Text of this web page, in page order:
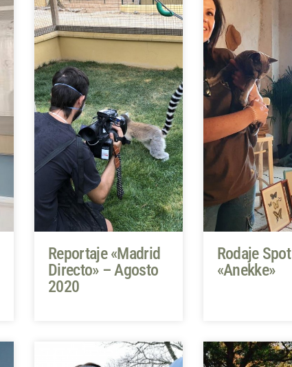
Reportaje «Madrid
Directo» – Agosto
2020
Rodaje Spot
«Anekke»